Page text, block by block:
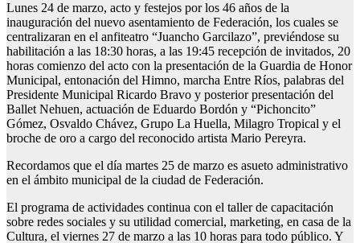
Lunes 24 de marzo, acto y festejos por los 46 años de la
inauguración del nuevo asentamiento de Federación, los cuales se
centralizaran en el anfiteatro “Juancho Garcilazo”, previéndose su
habilitación a las 18:30 horas, a las 19:45 recepción de invitados, 20
horas comienzo del acto con la presentación de la Guardia de Honor
Municipal, entonación del Himno, marcha Entre Ríos, palabras del
Presidente Municipal Ricardo Bravo y posterior presentación del
Ballet Nehuen, actuación de Eduardo Bordón y “Pichoncito”
Gómez, Osvaldo Chávez, Grupo La Huella, Milagro Tropical y el
broche de oro a cargo del reconocido artista Mario Pereyra.
Recordamos que el día martes 25 de marzo es asueto administrativo
en el ámbito municipal de la ciudad de Federación.
El programa de actividades continua con el taller de capacitación
sobre redes sociales y su utilidad comercial, marketing, en casa de la
Cultura, el viernes 27 de marzo a las 10 horas para todo público. Y